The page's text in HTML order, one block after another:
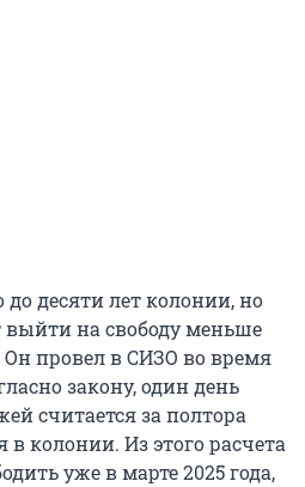
десяти лет колонии, но
на свободу меньше
Он провел в СИЗО во время
закону, один день
считается за полтора
колонии. Из этого расчета
уже в марте 2025 года,